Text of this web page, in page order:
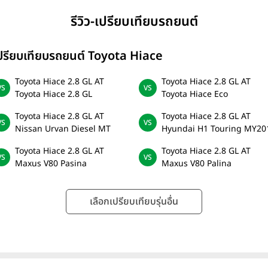
รีวิว-เปรียบเทียบรถยนต์
รียบเทียบรถยนต์ Toyota Hiace
Toyota Hiace 2.8 GL AT
Toyota Hiace 2.8 GL
Toyota Hiace 2.8 GL AT
Toyota Hiace Eco
Toyota Hiace 2.8 GL AT
Nissan Urvan Diesel MT
Toyota Hiace 2.8 GL AT
Hyundai H1 Touring
Toyota Hiace 2.8 GL AT
Maxus V80 Pasina
Toyota Hiace 2.8 GL AT
Maxus V80 Palina
เลือกเปรียบเทียบรุ่นอื่น